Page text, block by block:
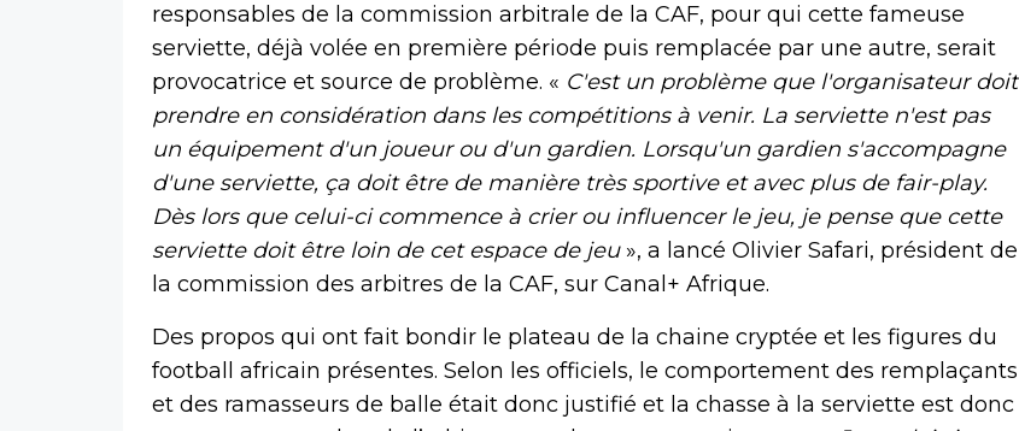
responsables de la commission arbitrale de la CAF, pour qui cette fameuse
serviette, déjà volée en première période puis remplacée par une autre, serait
provocatrice et source de problème. « C'est un problème que l'organisateur doit
prendre en considération dans les compétitions à venir. La serviette n'est pas
un équipement d'un joueur ou d'un gardien. Lorsqu'un gardien s'accompagne
d'une serviette, ça doit être de manière très sportive et avec plus de fair-play.
Dès lors que celui-ci commence à crier ou influencer le jeu, je pense que cette
serviette doit être loin de cet espace de jeu », a lancé Olivier Safari, président de
la commission des arbitres de la CAF, sur Canal+ Afrique.
Des propos qui ont fait bondir le plateau de la chaine cryptée et les figures du
football africain présentes. Selon les officiels, le comportement des remplaçants
et des ramasseurs de balle était donc justifié et la chasse à la serviette est donc